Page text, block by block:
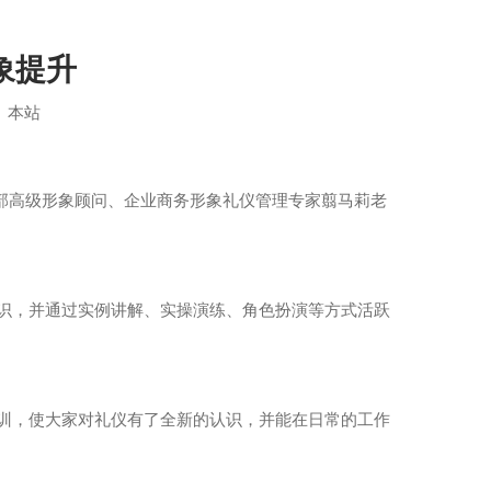
提升
本站
级形象顾问、企业商务形象礼仪管理专家翦马莉老
并通过实例讲解、实操演练、角色扮演等方式活跃
使大家对礼仪有了全新的认识，并能在日常的工作